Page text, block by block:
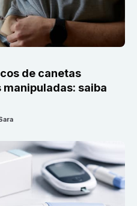
de canetas
saiba